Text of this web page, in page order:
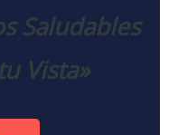
Saludables
Vista»